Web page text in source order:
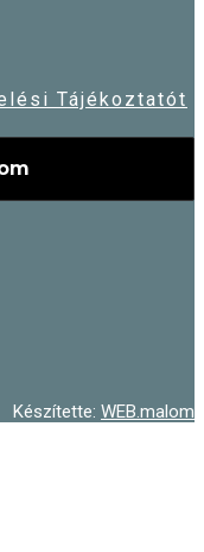
Tájékoztatót
Készítette: WEB.malom